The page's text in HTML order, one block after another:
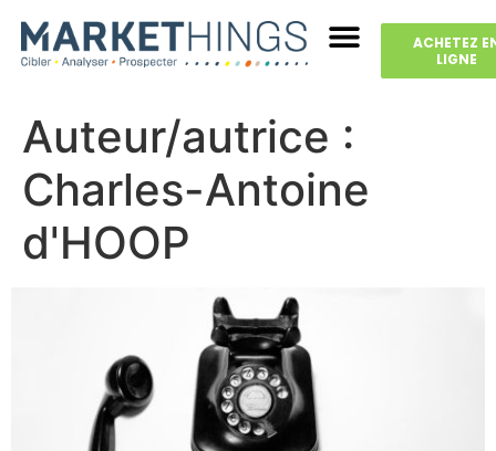
ACHETEZ
LIGNE
Auteur/autrice :
Charles-Antoine
d'HOOP